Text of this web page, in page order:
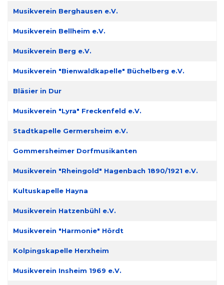
Titel
Musikverein Berghausen e.V.
Musikverein Bellheim e.V.
Musikverein Berg e.V.
Musikverein "Bienwaldkapelle" Büchelberg e.V.
Bläsier in Dur
Musikverein "Lyra" Freckenfeld e.V.
Stadtkapelle Germersheim e.V.
Gommersheimer Dorfmusikanten
Musikverein "Rheingold" Hagenbach 1890/1921 e.V.
Kultuskapelle Hayna
Musikverein Hatzenbühl e.V.
Musikverein "Harmonie" Hördt
Kolpingskapelle Herxheim
Musikverein Insheim 1969 e.V.